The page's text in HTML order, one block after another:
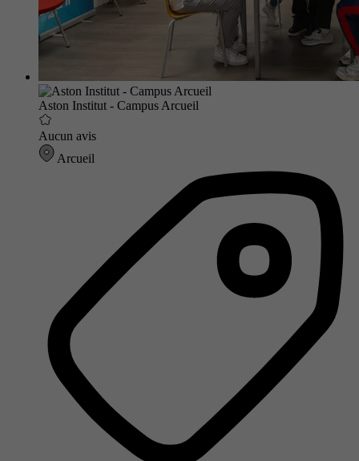
Aston Institut - Campus Arcueil
Aucun avis
Arcueil